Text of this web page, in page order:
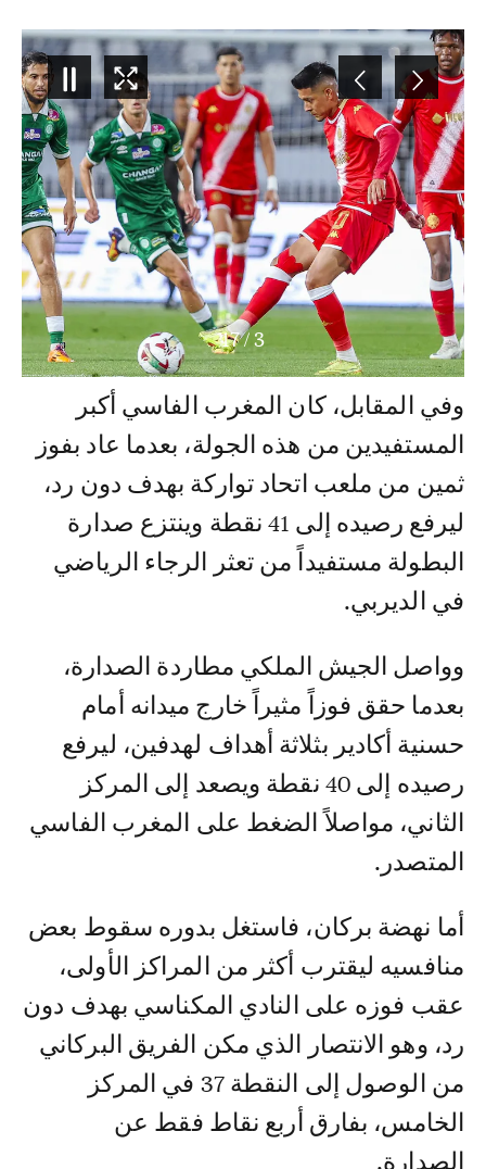
3
/
17
وفي المقابل، كان المغرب الفاسي أكبر
المستفيدين من هذه الجولة، بعدما عاد بفوز
ثمين من ملعب اتحاد تواركة بهدف دون رد،
ليرفع رصيده إلى 41 نقطة وينتزع صدارة
البطولة مستفيداً من تعثر الرجاء الرياضي
في الديربي.
وواصل الجيش الملكي مطاردة الصدارة،
بعدما حقق فوزاً مثيراً خارج ميدانه أمام
حسنية أكادير بثلاثة أهداف لهدفين، ليرفع
رصيده إلى 40 نقطة ويصعد إلى المركز
الثاني، مواصلاً الضغط على المغرب الفاسي
المتصدر.
أما نهضة بركان، فاستغل بدوره سقوط بعض
منافسيه ليقترب أكثر من المراكز الأولى،
عقب فوزه على النادي المكناسي بهدف دون
رد، وهو الانتصار الذي مكن الفريق البركاني
من الوصول إلى النقطة 37 في المركز
الخامس، بفارق أربع نقاط فقط عن
الصدارة.